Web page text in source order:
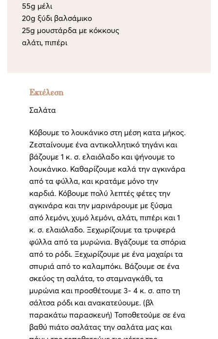
55g μέλι
20g ξύδι βαλσάμικο
25g μουστάρδα με κόκκους
αλάτι, πιπέρι
Εκτέλεση
Σαλάτα
Κόβουμε το λουκάνικο στη μέση κατα μήκος.
Ζεσταίνουμε ένα αντικολλητικό τηγάνι και
βάζουμε 1 κ. σ. ελαιόλαδο και ψήνουμε το
λουκάνικο. Καθαρίζουμε καλά την αγκινάρα
από τα φύλλα, και κρατάμε μόνο την
καρδιά. Κόβουμε πολύ λεπτές φέτες την
αγκινάρα και την μαρινάρουμε με ξύσμα
από λεμόνι, χυμό λεμόνι, αλάτι, πιπέρι και 1
κ. σ. ελαιόλαδο. Ξεχωρίζουμε τα τρυφερά
φύλλα από τα μυρώνια. Βγάζουμε τα σπόρια
από το ρόδι. Ξεχωρίζουμε με ένα μαχαίρι τα
σπυριά από το καλαμπόκι. Βάζουμε σε ένα
σκεύος τη σαλάτα, το σταμναγκάθι, τα
μυρώνια και προσθέτουμε 3- 4 κ. σ. απο τη
σάλτσα ρόδι και ανακατεύουμε. (βλ
παρακάτω παρασκευή) Τοποθετούμε σε ένα
βαθύ πιάτο σαλάτας την σαλάτα μας και